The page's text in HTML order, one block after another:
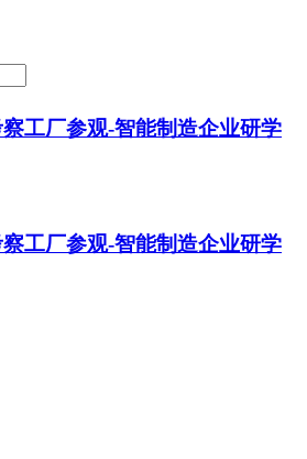
工厂参观-智能制造企业研学
工厂参观-智能制造企业研学